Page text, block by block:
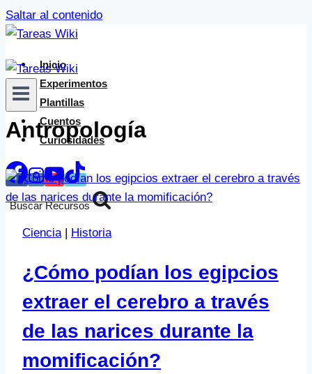
Saltar al contenido
Inicio
Experimentos
Plantillas
Cuentos
Curiosidades
Buscar Recursos
Antropología
Ciencia | Historia
¿Cómo podían los egipcios
extraer el cerebro a través
de las narices durante la
momificación?